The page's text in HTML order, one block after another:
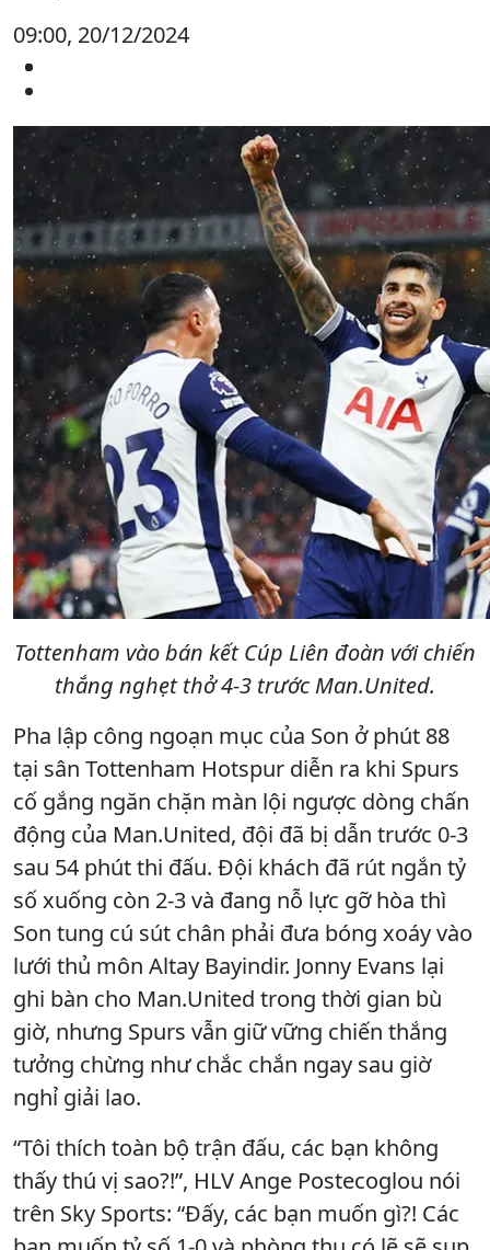
09:00, 20/12/2024
Tottenham vào bán kết Cúp Liên đoàn với chiến
thắng nghẹt thở 4-3 trước Man.United.
Pha lập công ngoạn mục của Son ở phút 88
tại sân Tottenham Hotspur diễn ra khi Spurs
cố gắng ngăn chặn màn lội ngược dòng chấn
động của Man.United, đội đã bị dẫn trước 0-3
sau 54 phút thi đấu. Đội khách đã rút ngắn tỷ
số xuống còn 2-3 và đang nỗ lực gỡ hòa thì
Son tung cú sút chân phải đưa bóng xoáy vào
lưới thủ môn Altay Bayindir. Jonny Evans lại
ghi bàn cho Man.United trong thời gian bù
giờ, nhưng Spurs vẫn giữ vững chiến thắng
tưởng chừng như chắc chắn ngay sau giờ
nghỉ giải lao.
“Tôi thích toàn bộ trận đấu, các bạn không
thấy thú vị sao?!”, HLV Ange Postecoglou nói
trên Sky Sports: “Đấy, các bạn muốn gì?! Các